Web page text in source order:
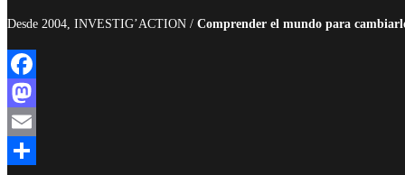
Desde 2004, INVESTIG’ACTION / Comprender el mundo para
Facebook
Mastodon
Email